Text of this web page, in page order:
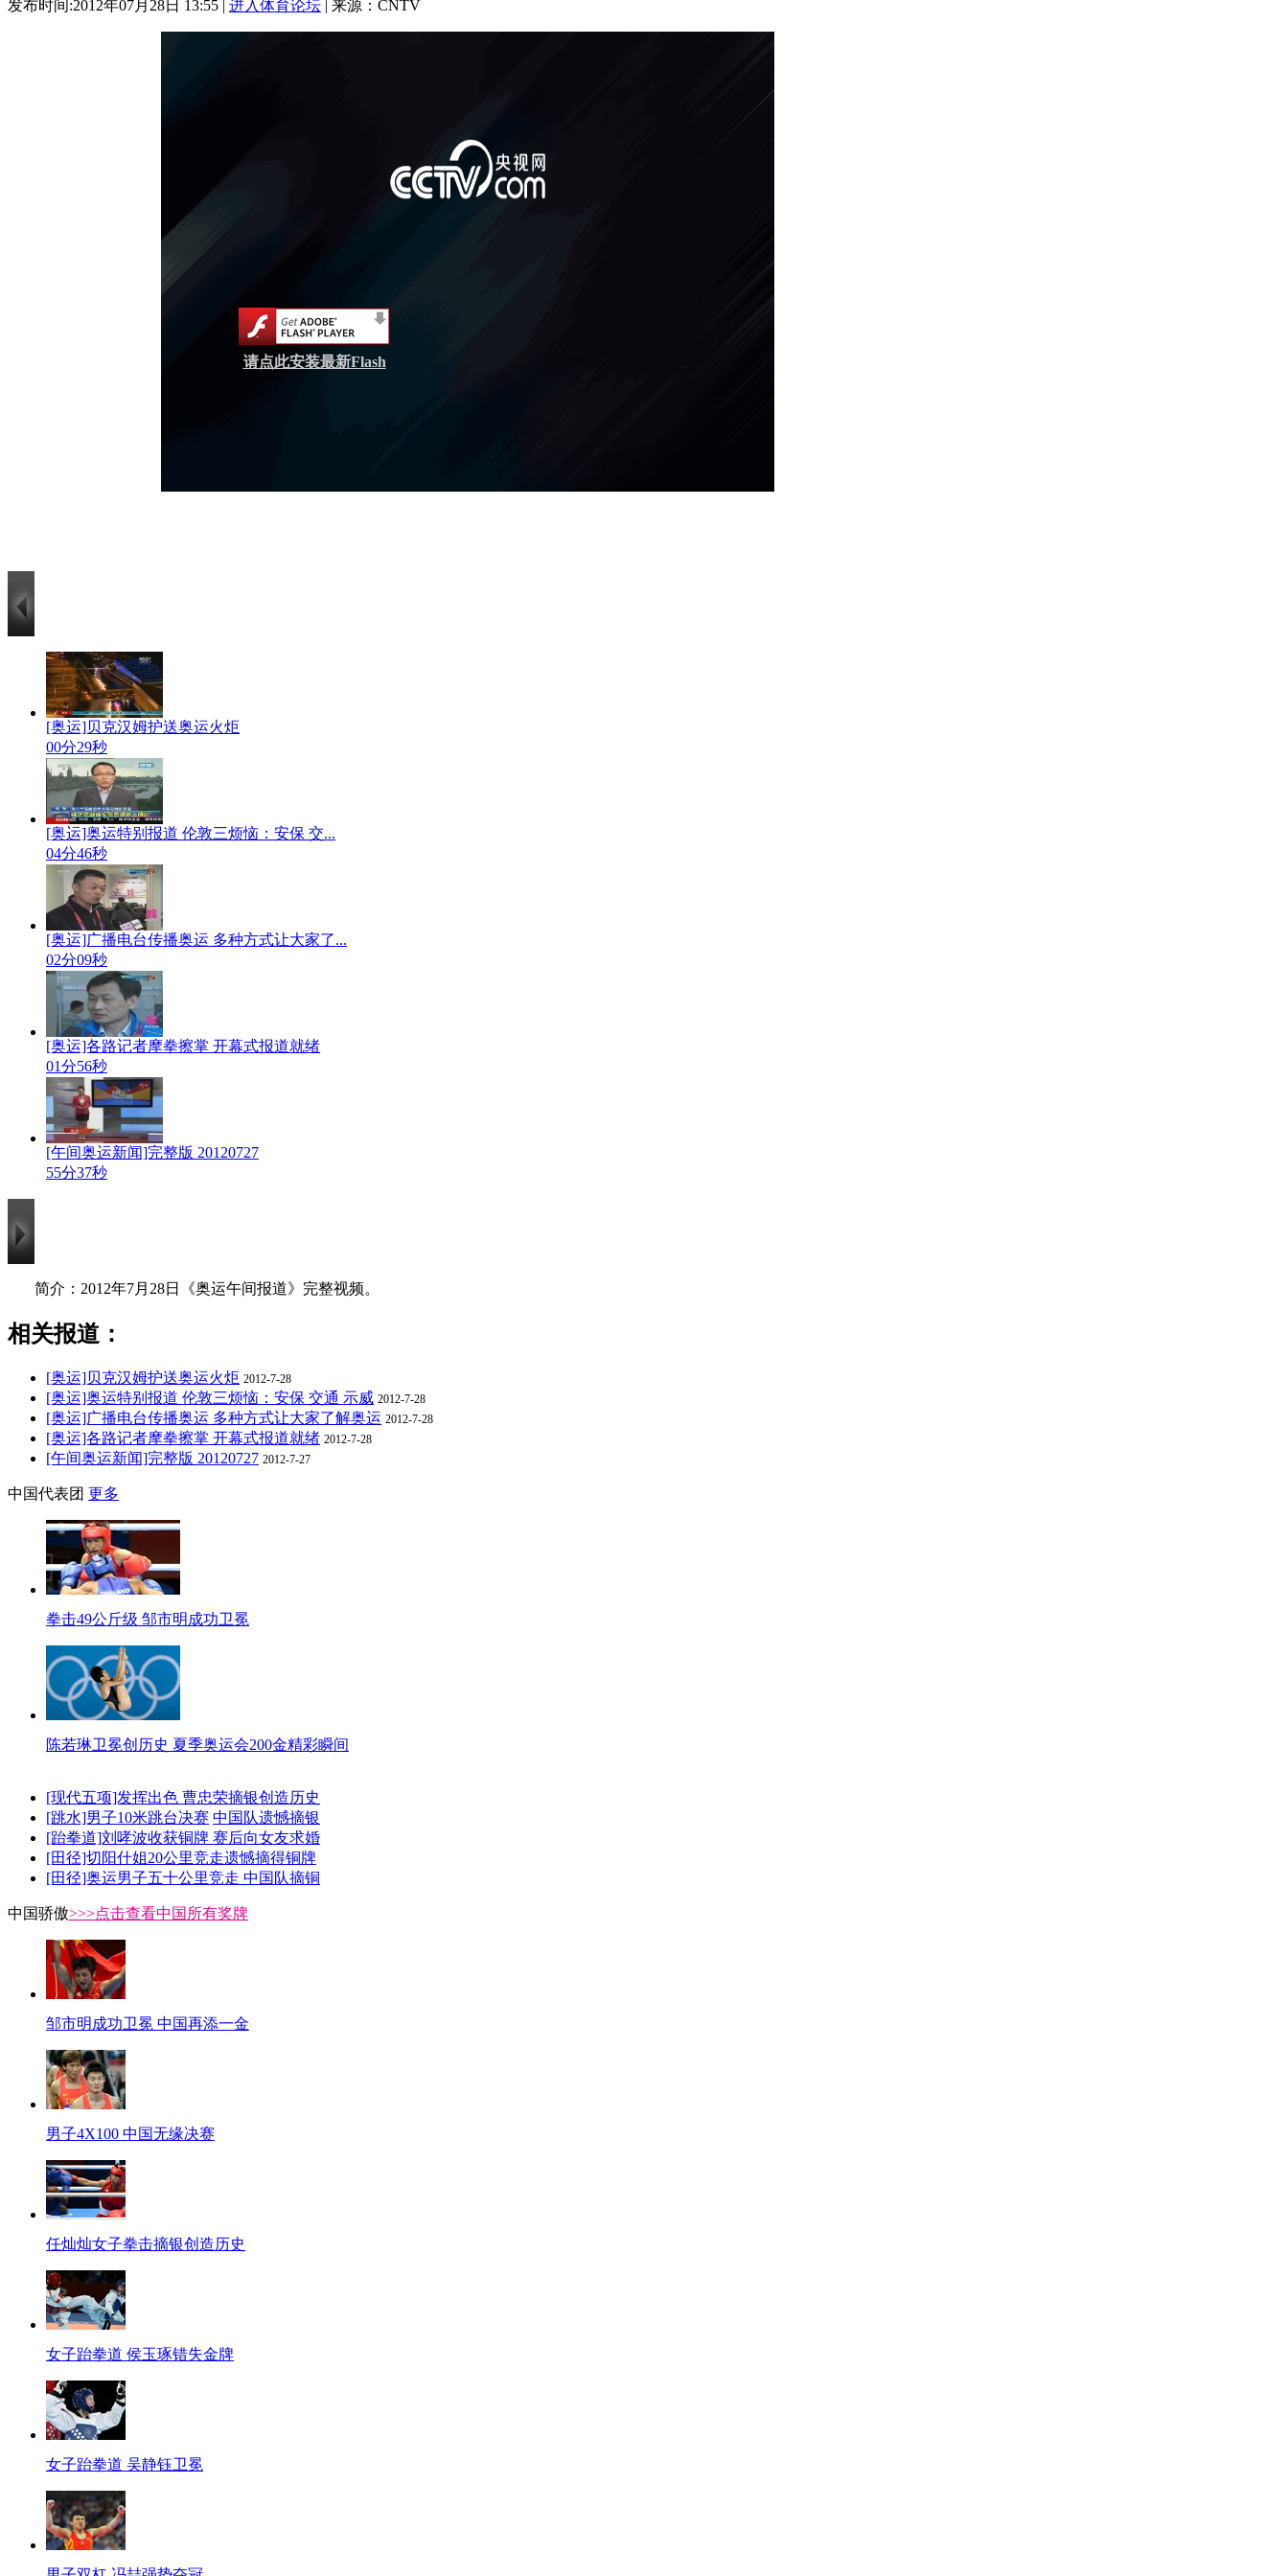
发布时间:2012年07月28日 13:55 | 进入体育论坛 | 来源：CNTV
请点此安装最新Flash
[奥运]贝克汉姆护送奥运火炬
00分29秒
[奥运]奥运特别报道 伦敦三烦恼：安保 交...
04分46秒
[奥运]广播电台传播奥运 多种方式让大家了...
02分09秒
[奥运]各路记者摩拳擦掌 开幕式报道就绪
01分56秒
[午间奥运新闻]完整版 20120727
55分37秒
简介：2012年7月28日《奥运午间报道》完整视频。
相关报道：
[奥运]贝克汉姆护送奥运火炬 2012-7-28
[奥运]奥运特别报道 伦敦三烦恼：安保 交通 示威 2012-7-28
[奥运]广播电台传播奥运 多种方式让大家了解奥运 2012-7-28
[奥运]各路记者摩拳擦掌 开幕式报道就绪 2012-7-28
[午间奥运新闻]完整版 20120727 2012-7-27
中国代表团 更多
拳击49公斤级 邹市明成功卫冕
陈若琳卫冕创历史 夏季奥运会200金精彩瞬间
[现代五项]发挥出色 曹忠荣摘银创造历史
[跳水]男子10米跳台决赛 中国队遗憾摘银
[跆拳道]刘哮波收获铜牌 赛后向女友求婚
[田径]切阳什姐20公里竞走遗憾摘得铜牌
[田径]奥运男子五十公里竞走 中国队摘铜
中国骄傲>>>点击查看中国所有奖牌
邹市明成功卫冕 中国再添一金
男子4X100 中国无缘决赛
任灿灿女子拳击摘银创造历史
女子跆拳道 侯玉琢错失金牌
女子跆拳道 吴静钰卫冕